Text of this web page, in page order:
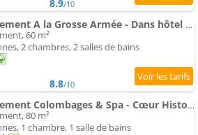
8.9/10
Appartement A la Grosse Armée - Dans hôtel particulier, hypercentre avec garage, au calme
60 m²
2 chambres, 2 salles de bains
8.8/10
Appartement Colombages & Spa - Cœur Historique - spa
80 m²
1 chambre, 1 salle de bains